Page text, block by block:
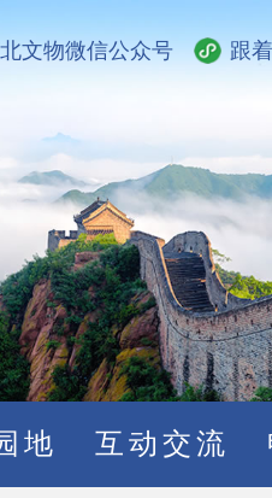
文物微信公众号 跟
地 互动交流